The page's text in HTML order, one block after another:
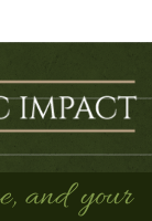
and your